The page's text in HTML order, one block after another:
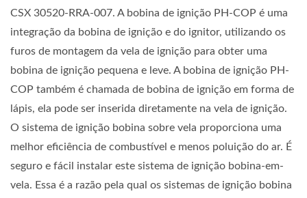
CSX 30520-RRA-007. A bobina de ignição PH-COP é uma
integração da bobina de ignição e do ignitor, utilizando os
furos de montagem da vela de ignição para obter uma
bobina de ignição pequena e leve. A bobina de ignição PH-
COP também é chamada de bobina de ignição em forma de
lápis, ela pode ser inserida diretamente na vela de ignição.
O sistema de ignição bobina sobre vela proporciona uma
melhor eficiência de combustível e menos poluição do ar. É
seguro e fácil instalar este sistema de ignição bobina-em-
vela. Essa é a razão pela qual os sistemas de ignição bobina